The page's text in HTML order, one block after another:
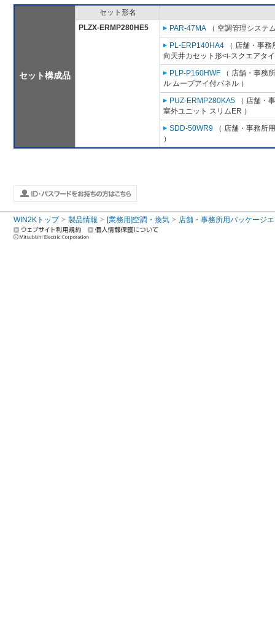
セット構成品
セット形名
PLZX-ERMP280HE5
PAR-47MA （ 空調管理システ
PL-ERP140HA4 （ 店舗・事
向天井カセット形<i-スクエアタ
PLP-P160HWF （ 店舗・事務
ル ムーブアイ付パネル ）
PUZ-ERMP280KA5 （ 店舗・
室外ユニット スリムER ）
SDD-50WR9 （ 店舗・事務所
）
WIN2Kトップ 製品情報 [業務用]空調・換気 店舗・事務所用パッケージ